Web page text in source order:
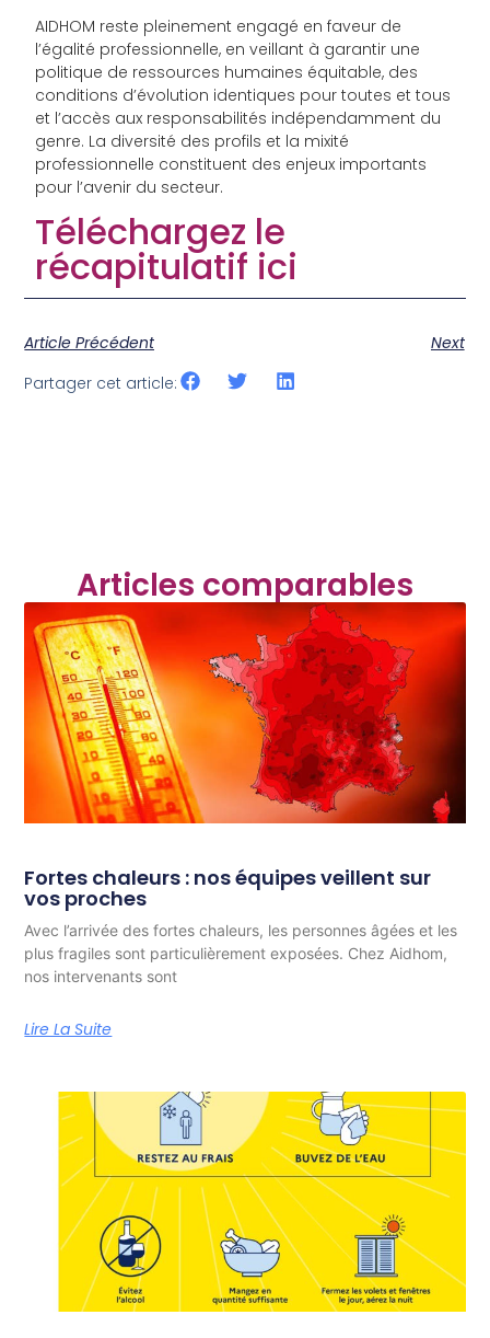
AIDHOM reste pleinement engagé en faveur de
l’égalité professionnelle, en veillant à garantir une
politique de ressources humaines équitable, des
conditions d’évolution identiques pour toutes et tous
et l’accès aux responsabilités indépendamment du
genre. La diversité des profils et la mixité
professionnelle constituent des enjeux importants
pour l’avenir du secteur.
Téléchargez le
récapitulatif ici
Article Précédent
Next
Partager cet article:
Articles comparables
Fortes chaleurs : nos équipes veillent sur
vos proches
Avec l’arrivée des fortes chaleurs, les personnes âgées et les
plus fragiles sont particulièrement exposées. Chez Aidhom,
nos intervenants sont
Lire La Suite